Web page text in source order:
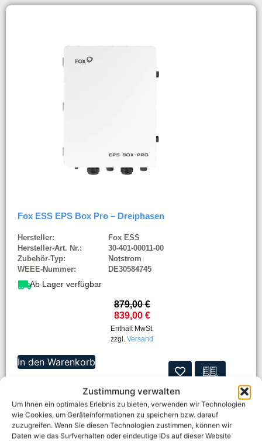
Zustimmung verwalten
Um Ihnen ein optimales Erlebnis zu bieten, verwenden wir Technologien
wie Cookies, um Geräteinformationen zu speichern bzw. darauf
zuzugreifen. Wenn Sie diesen Technologien zustimmen, können wir
Daten wie das Surfverhalten oder eindeutige IDs auf dieser Website
Fox ESS EPS Box Pro – Dreiphasen
Hersteller:
Fox ESS
Hersteller-Art. Nr.:
30-401-00011-00
Zubehör-Typ:
Notstrom
WEEE-Nummer:
DE30584745
Ab Lager verfügbar
879,00€
839,00 €
Enthält MwSt.
zzgl. Versand
In den Warenkorb